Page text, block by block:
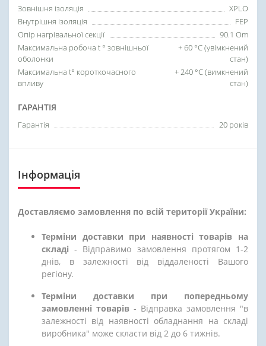
Зовнішня ізоляція
XPLO
Внутрішня ізоляція
FEP
Опір нагрівальної секції
90.1 Om
Максимальна робоча t ° зовнішньої
оболонки
+ 60 °C (увімкнений
стан)
Максимальна t° короткочасного
впливу
+ 240 °C (вимкнений
стан)
ГАРАНТІЯ
Гарантія 20 років
Інформація
Доставляємо замовлення по всій території України:
Терміни доставки при наявності товарів на
складі - Відправимо замовлення протягом 1-2
днів, в залежності від віддаленості Вашого
регіону.
Терміни доставки при попередньому
замовленні товарів - Відправка замовлення "в
залежності від наявності обладнання на складі
виробника" може скласти від 2 до 6 тижнів.